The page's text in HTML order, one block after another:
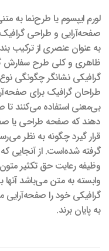
لورم ایپسوم یا طرح‌نما به
صفحه‌آرایی و طراحی
به عنوان عنصری از ترکیب
ظاهری و کلی طرح سفارش
گرافیکی نشانگر چگونگی
طراحان گرافیک برای
بی‌معنی استفاده می‌کنند
دهند که صفحه طراحی یا
قرار گیرد چگونه به نظر
گرفته شده‌است. از آنجایی
وظیفه رعایت حق تکثیر متون
وابسته به متن می‌باشد
گرافیکی خود را
به پایان برند.